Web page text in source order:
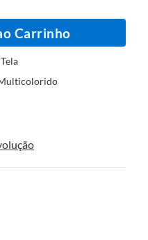
Carrinho
Tela